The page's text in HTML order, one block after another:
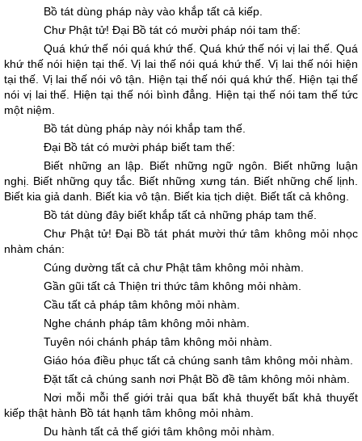
Bồ tát dùng pháp này vào khắp tất cả kiếp.
Chư Phật tử! Ðại Bồ tát có mười pháp nói tam thế:
Quá khứ thế nói quá khứ thế. Quá khứ thế nói vị lai thế. Quá
khứ thế nói hiện tại thế. Vị lai thế nói quá khứ thế. Vị lai thế nói hiện
tại thế. Vị lai thế nói vô tận. Hiện tại thế nói quá khứ thế. Hiện tại thế
nói vị lai thế. Hiện tại thế nói bình đẳng. Hiện tại thế nói tam thế tức
một niệm.
Bồ tát dùng pháp này nói khắp tam thế.
Ðại Bồ tát có mười pháp biết tam thế:
Biết những an lập. Biết những ngữ ngôn. Biết những luận
nghị. Biết những quy tắc. Biết những xưng tán. Biết những chế lịnh.
Biết kia giả danh. Biết kia vô tận. Biết kia tịch diệt. Biết tất cả không.
Bồ tát dùng đây biết khắp tất cả những pháp tam thế.
Chư Phật tử! Ðại Bồ tát phát mười thứ tâm không mỏi nhọc
nhàm chán:
Cúng dường tất cả chư Phật tâm không mỏi nhàm.
Gần gũi tất cả Thiện tri thức tâm không mỏi nhàm.
Cầu tất cả pháp tâm không mỏi nhàm.
Nghe chánh pháp tâm không mỏi nhàm.
Tuyên nói chánh pháp tâm không mỏi nhàm.
Giáo hóa điều phục tất cả chúng sanh tâm không mỏi nhàm.
Ðặt tất cả chúng sanh nơi Phật Bồ đề tâm không mỏi nhàm.
Nơi mỗi mỗi thế giới trải qua bất khả thuyết bất khả thuyết
kiếp thật hành Bồ tát hạnh tâm không mỏi nhàm.
Du hành tất cả thế giới tâm không mỏi nhàm.